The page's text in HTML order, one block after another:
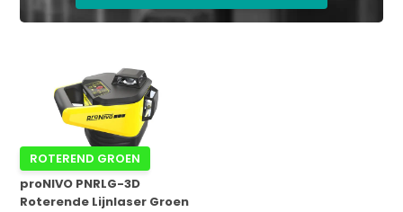
ROTEREND GROEN
proNIVO PNRLG-3D
Roterende Lijnlaser Groen